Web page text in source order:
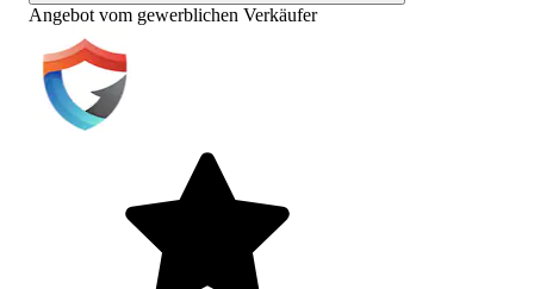
Angebot vom gewerblichen Verkäufer